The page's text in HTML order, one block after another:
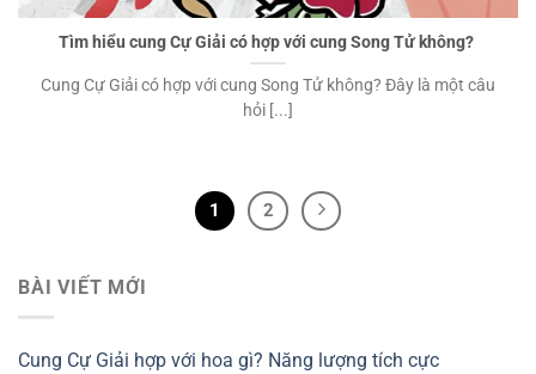
Tìm hiểu cung Cự Giải có hợp với cung Song Tử không?
Cung Cự Giải có hợp với cung Song Tử không? Đây là một câu
hỏi [...]
1 2
BÀI VIẾT MỚI
Cung Cự Giải hợp với hoa gì? Năng lượng tích cực